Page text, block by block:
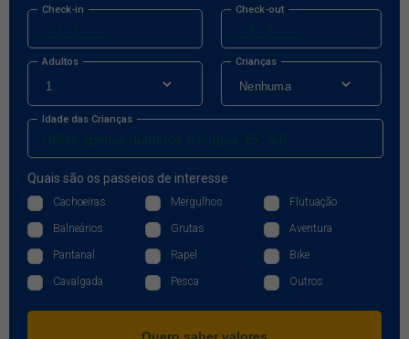
Check-in Check-out
Adultos Crianças
Idade das Crianças
Quais são os passeios de interesse
Cachoeiras Mergulhos Flutuação
Balneários Grutas Aventura
Pantanal Rapel Bike
Cavalgada Pesca Outros
Quero saber valores